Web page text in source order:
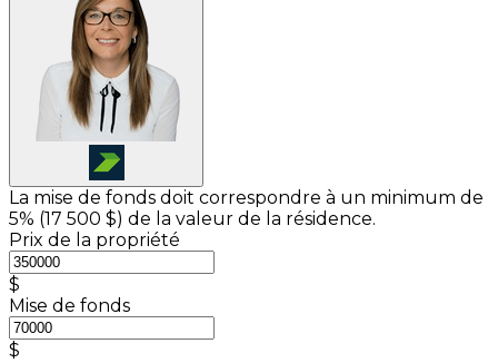
La mise de fonds doit correspondre à un minimum de
5% (17 500 $) de la valeur de la résidence.
Prix de la propriété
$
Mise de fonds
$